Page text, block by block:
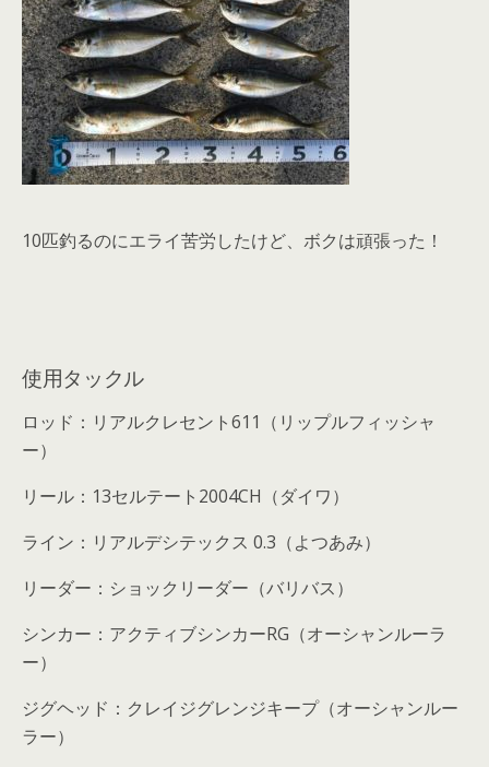
10匹釣るのにエライ苦労したけど、ボクは頑張った！
使用タックル
ロッド：リアルクレセント611 （リップルフィッシャ
ー）
リール： 13セルテート 2004CH （ダイワ）
ライン：リアルデシテックス 0.3 （よつあみ）
リーダー：ショックリーダー（バリバス）
シンカー：アクティブシンカーRG （オーシャンルーラ
ー）
ジグヘッド：クレイジグレンジキープ（オーシャンルー
ラー）